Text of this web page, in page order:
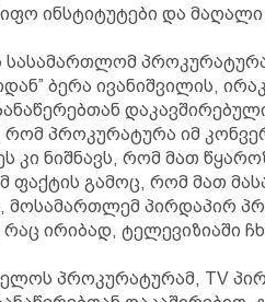
ინსტიტუტები და მაღალი
სასამართლომ
ბერა ივანიშვილის,
რომ პროკურატურა იმ
კი ნიშნავს, რომ მათ
ფაქტის გამოც, რომ მათ
მოსამართლემ პირდაპირ
ირიბად, ტელევიზიაში
პროკურატურამ, TV